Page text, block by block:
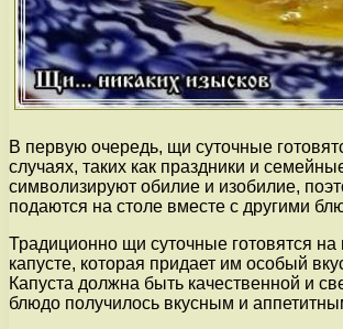
В первую очередь, щи суточные
случаях, таких как праздники и
символизируют обилие и изобилие,
подаются на столе вместе с другими
Традиционно щи суточные готовятся
капусте, которая придает им особый
Капуста должна быть качественной и
блюдо получилось вкусным и